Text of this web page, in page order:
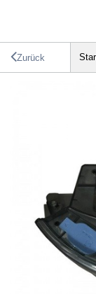
Zurück